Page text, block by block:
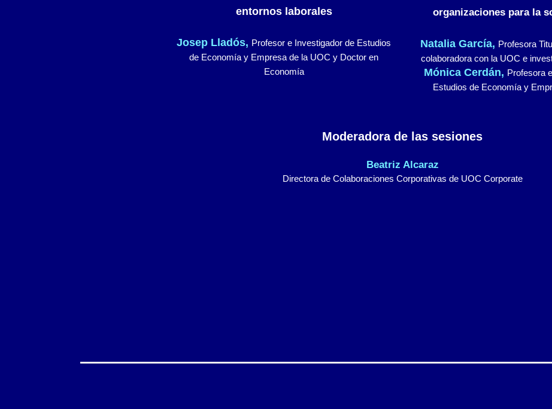
entornos laborales
Josep Lladós, Profesor e Investigador de Estudios
de Economía y Empresa de la UOC y Doctor en
Economía
organizaciones para la
Natalia García, Profesora
colaboradora con la UOC e
Mónica Cerdán, Profesora
Estudios de Economía y
Moderadora de las sesiones
Beatriz Alcaraz
Directora de Colaboraciones Corporativas de UOC Corporate